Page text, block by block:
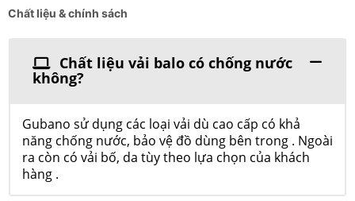
Chất liệu & chính sách
Chất liệu vải balo có chống nước
không?
Gubano sử dụng các loại vải dù cao cấp có khả
năng chống nước, bảo vệ đồ dùng bên trong . Ngoài
ra còn có vải bố, da tùy theo lựa chọn của khách
hàng .